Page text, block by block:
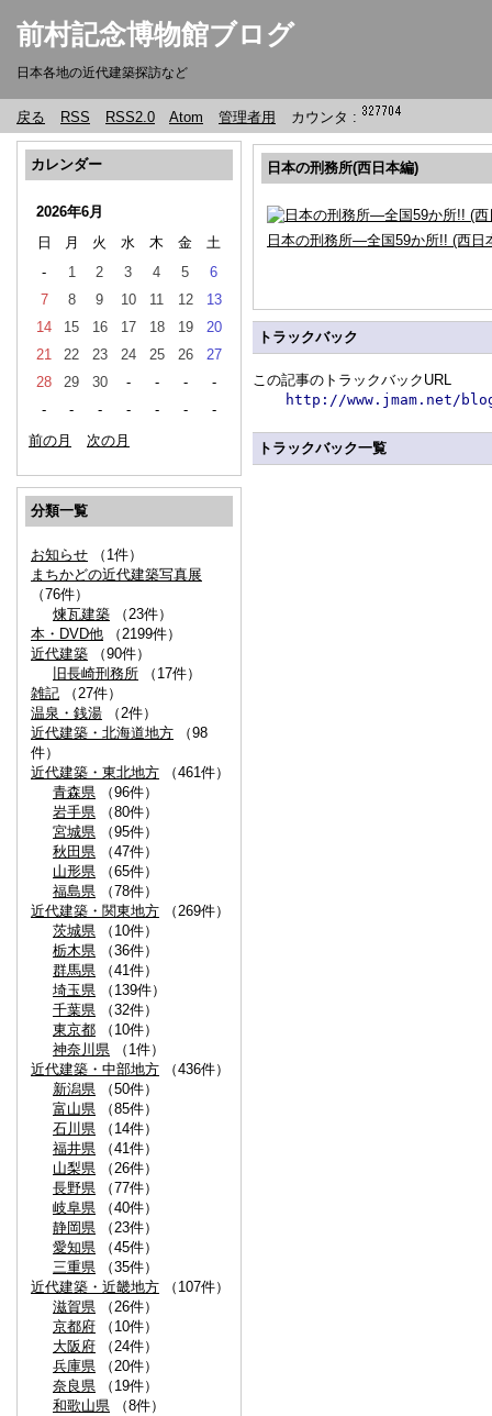
前村記念博物館ブログ
日本各地の近代建築探訪など
戻る RSS RSS2.0 Atom 管理者用 カウンタ :
カレンダー
2026年6月
日
月 火 水 木 金
土
-
1 2 3 4 5
6
7
8 9 10 11 12
13
14
15 16 17 18 19
20
21
22 23 24 25 26
27
28
29 30 - - -
-
-
- - - - -
-
前の月
次の月
分類一覧
お知らせ （1件）
まちかどの近代建築写真展
（76件）
煉瓦建築 （23件）
本・DVD他 （2199件）
近代建築 （90件）
旧長崎刑務所 （17件）
雑記 （27件）
温泉・銭湯 （2件）
近代建築・北海道地方 （98
件）
近代建築・東北地方 （461件）
青森県 （96件）
岩手県 （80件）
宮城県 （95件）
秋田県 （47件）
山形県 （65件）
福島県 （78件）
近代建築・関東地方 （269件）
茨城県 （10件）
栃木県 （36件）
群馬県 （41件）
埼玉県 （139件）
千葉県 （32件）
東京都 （10件）
神奈川県 （1件）
近代建築・中部地方 （436件）
新潟県 （50件）
富山県 （85件）
石川県 （14件）
福井県 （41件）
山梨県 （26件）
長野県 （77件）
岐阜県 （40件）
静岡県 （23件）
愛知県 （45件）
三重県 （35件）
近代建築・近畿地方 （107件）
滋賀県 （26件）
京都府 （10件）
大阪府 （24件）
兵庫県 （20件）
奈良県 （19件）
和歌山県 （8件）
日本の刑務所(西日本編)
日本の刑務所―全国59か所!! (西日
トラックバック
この記事のトラックバックURL
http://www.jmam.net/
トラックバック一覧